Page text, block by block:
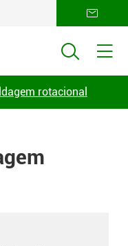

 
rotacional